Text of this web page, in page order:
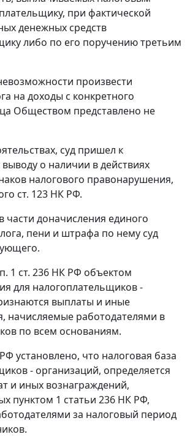
при фактической
денежных средств
либо по его поручению третьим
произвести
на доходы с конкретного
Обществом представлено не
суд пришел к
о наличии в действиях
налогового правонарушения,
ст. 123 НК РФ.
части доначисления единого
пени и штрафа по нему суд
п. 1 ст. 236 НК РФ объектом
для налогоплательщиков -
выплаты и иные
начисляемые работодателями в
по всем основаниям.
установлено, что налоговая база
- организаций, определяется
и иных вознаграждений,
пунктом 1 статьи 236 НК РФ,
за налоговый период